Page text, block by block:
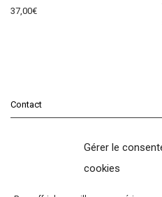
Gérer le
cookies
37,00€
Contact